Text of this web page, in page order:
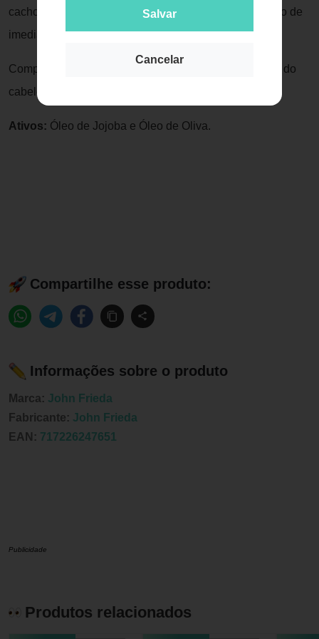
Salvar
Cancelar
cachos. Define, Hidrata e Realça os cachos, facilitando de
imediado o penteado.
Componente da Linha
que combate o frizz do
cabelo.
Ativos: Óleo de Jojoba e Óleo de Oliva.
Compartilhe esse produto:
Informações sobre o produto
Marca: John Frieda
Fabricante: John Frieda
EAN: 717226247651
Publicidade
Produtos relacionados